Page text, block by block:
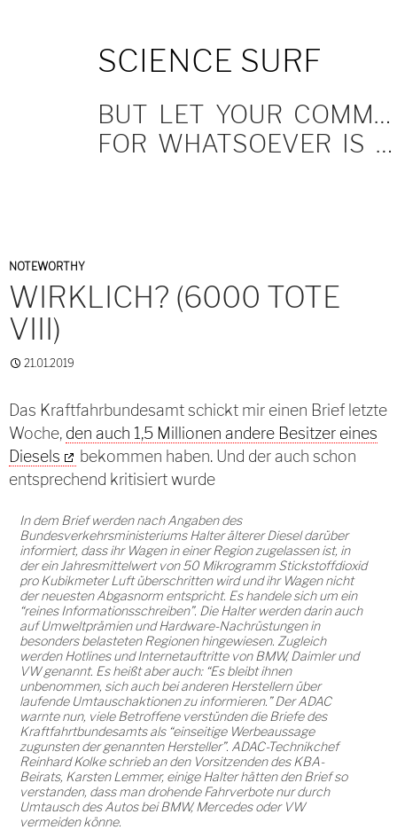
SCIENCE SURF
BUT LET YOUR COMMUNICATION BE YEA, YEA; NAY, NAY.
FOR WHATSOEVER IS MORE THAN THESE COMETH OF EVIL.
NOTEWORTHY
WIRKLICH? (6000 TOTE
VIII)
21.01.2019
Das Kraftfahrbundesamt schickt mir einen Brief letzte
Woche, den auch 1,5 Millionen andere Besitzer eines
Diesels
bekommen haben. Und der auch schon
entsprechend kritisiert wurde
In dem Brief werden nach Angaben des
Bundesverkehrsministeriums Halter älterer Diesel darüber
informiert, dass ihr Wagen in einer Region zugelassen ist, in
der ein Jahresmittelwert von 50 Mikrogramm Stickstoffdioxid
pro Kubikmeter Luft überschritten wird und ihr Wagen nicht
der neuesten Abgasnorm entspricht. Es handele sich um ein
“reines Informationsschreiben”. Die Halter werden darin auch
auf Umweltprämien und Hardware-Nachrüstungen in
besonders belasteten Regionen hingewiesen. Zugleich
werden Hotlines und Internetauftritte von BMW, Daimler und
VW genannt. Es heißt aber auch: “Es bleibt ihnen
unbenommen, sich auch bei anderen Herstellern über
laufende Umtauschaktionen zu informieren.” Der ADAC
warnte nun, viele Betroffene verstünden die Briefe des
Kraftfahrtbundesamts als “einseitige Werbeaussage
zugunsten der genannten Hersteller”. ADAC-Technikchef
Reinhard Kolke schrieb an den Vorsitzenden des KBA-
Beirats, Karsten Lemmer, einige Halter hätten den Brief so
verstanden, dass man drohende Fahrverbote nur durch
Umtausch des Autos bei BMW, Mercedes oder VW
vermeiden könne.